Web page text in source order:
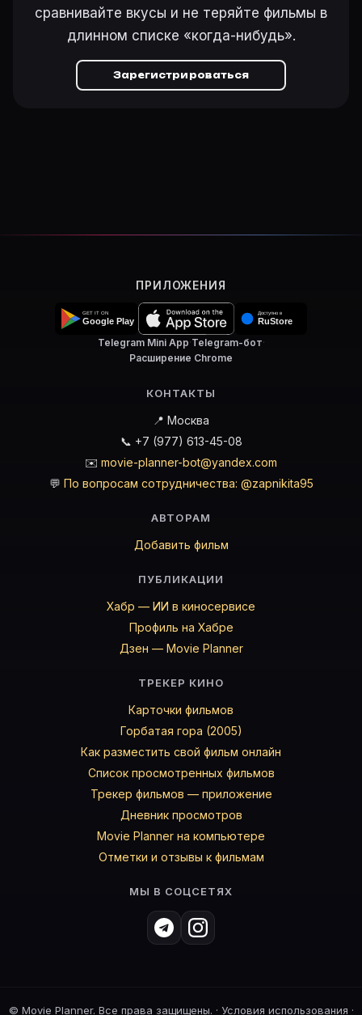
сравнивайте вкусы и не теряйте фильмы в
длинном списке «когда-нибудь».
Зарегистрироваться
ПРИЛОЖЕНИЯ
Telegram Mini App·Telegram-бот·
Расширение Chrome
КОНТАКТЫ
📍 Москва
📞 +7 (977) 613-45-08
✉️ movie-planner-bot@yandex.com
💬 По вопросам сотрудничества: @zapnikita95
АВТОРАМ
Добавить фильм
ПУБЛИКАЦИИ
Хабр — ИИ в киносервисе
Профиль на Хабре
Дзен — Movie Planner
ТРЕКЕР КИНО
Карточки фильмов
Горбатая гора (2005)
Как разместить свой фильм онлайн
Список просмотренных фильмов
Трекер фильмов — приложение
Дневник просмотров
Movie Planner на компьютере
Отметки и отзывы к фильмам
МЫ В СОЦСЕТЯХ
© Movie Planner. Все права защищены. · Условия использования ·